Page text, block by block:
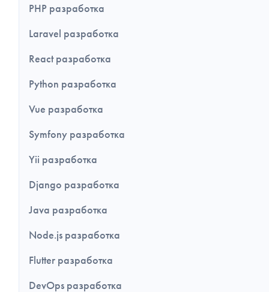
PHP разработка
Laravel разработка
React разработка
Python разработка
Vue разработка
Symfony разработка
Yii разработка
Django разработка
Java разработка
Node.js разработка
Flutter разработка
DevOps разработка